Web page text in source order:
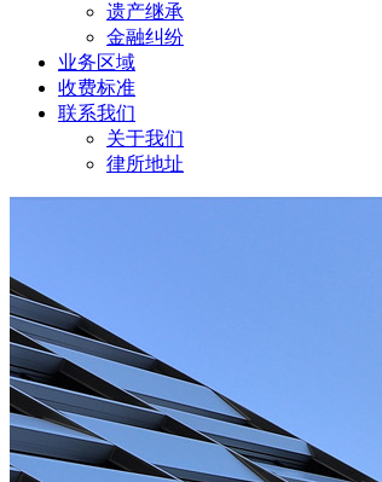
遗产继承
金融纠纷
业务区域
收费标准
联系我们
关于我们
律所地址